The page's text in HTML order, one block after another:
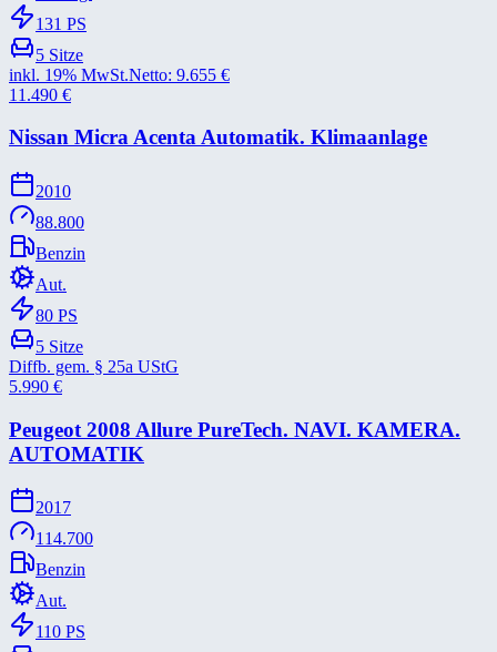
131 PS
5 Sitze
inkl. 19% MwSt.Netto: 9.655 €
11.490 €
Nissan Micra Acenta Automatik. Klimaanlage
2010
88.800
Benzin
Aut.
80 PS
5 Sitze
Diffb. gem. § 25a UStG
5.990 €
Peugeot 2008 Allure PureTech. NAVI. KAMERA.
AUTOMATIK
2017
114.700
Benzin
Aut.
110 PS